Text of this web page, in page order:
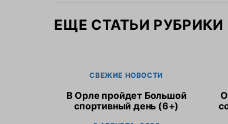
ЕЩЕ СТАТЬИ РУБРИКИ
СВЕЖИЕ НОВОСТИ
В Орле пройдет Большой
спортивный день (6+)